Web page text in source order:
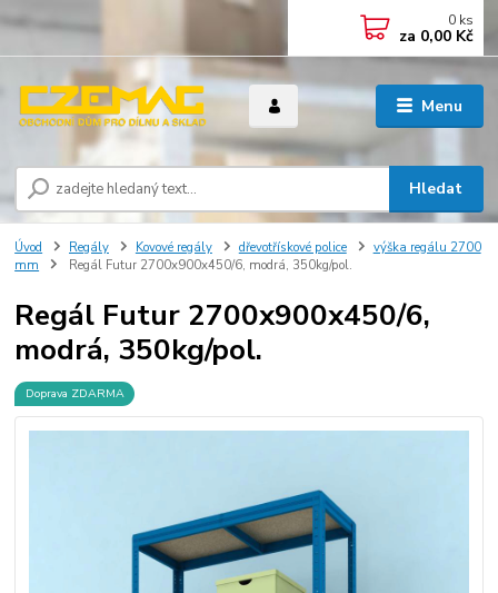
Menu
Hledat
0 ks
za 0,00 Kč
Úvod Regály Kovové regály dřevotřískové police
výška regálu 2700
mm
Regál Futur 2700x900x450/6, modrá, 350kg/pol.
Regál Futur 2700x900x450/6,
modrá, 350kg/pol.
Doprava ZDARMA